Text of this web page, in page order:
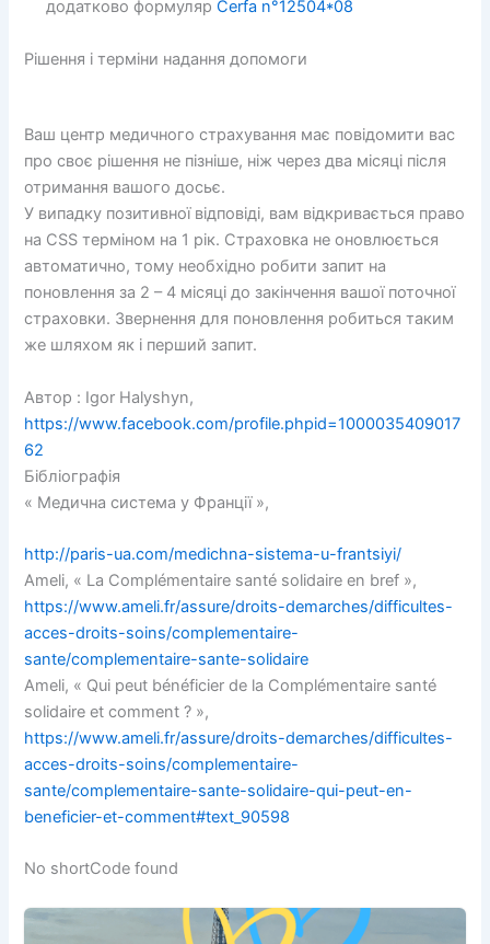
додатково формулярCerfa n°12504*08
Рішення і терміни надання допомоги
Ваш центр медичного страхування має повідомити вас
про своє рішення не пізніше, ніж через два місяці після
отримання вашого досьє.
У випадку позитивної відповіді, вам відкривається право
на CSS терміном на 1 рік. Страховка не оновлюється
автоматично, тому необхідно робити запит на
поновлення за 2 – 4 місяці до закінчення вашої поточної
страховки. Звернення для поновлення робиться таким
же шляхом як і перший запит.
Автор : Igor Halyshyn,
https://www.facebook.com/profile.phpid=1000035409017
62
Бібліографія
« Медична система у Франції »,
http://paris-ua.com/medichna-sistema-u-frantsiyi/
Ameli, « La Complémentaire santé solidaire en bref »,
https://www.ameli.fr/assure/droits-demarches/difficultes-
acces-droits-soins/complementaire-
sante/complementaire-sante-solidaire
Ameli, « Qui peut bénéficier de la Complémentaire santé
solidaire et comment ? »,
https://www.ameli.fr/assure/droits-demarches/difficultes-
acces-droits-soins/complementaire-
sante/complementaire-sante-solidaire-qui-peut-en-
beneficier-et-comment#text_90598
No shortCode found